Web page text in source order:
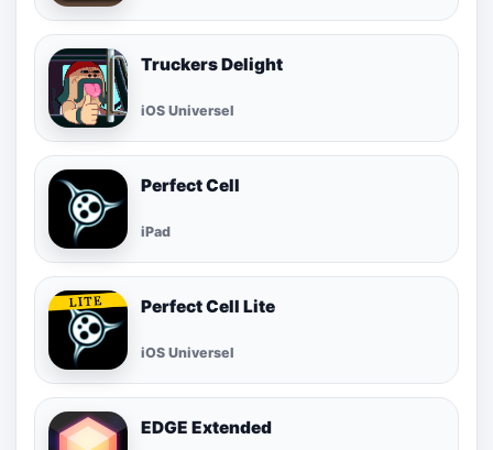
Truckers Delight
iOS Universel
Perfect Cell
iPad
Perfect Cell Lite
iOS Universel
EDGE Extended